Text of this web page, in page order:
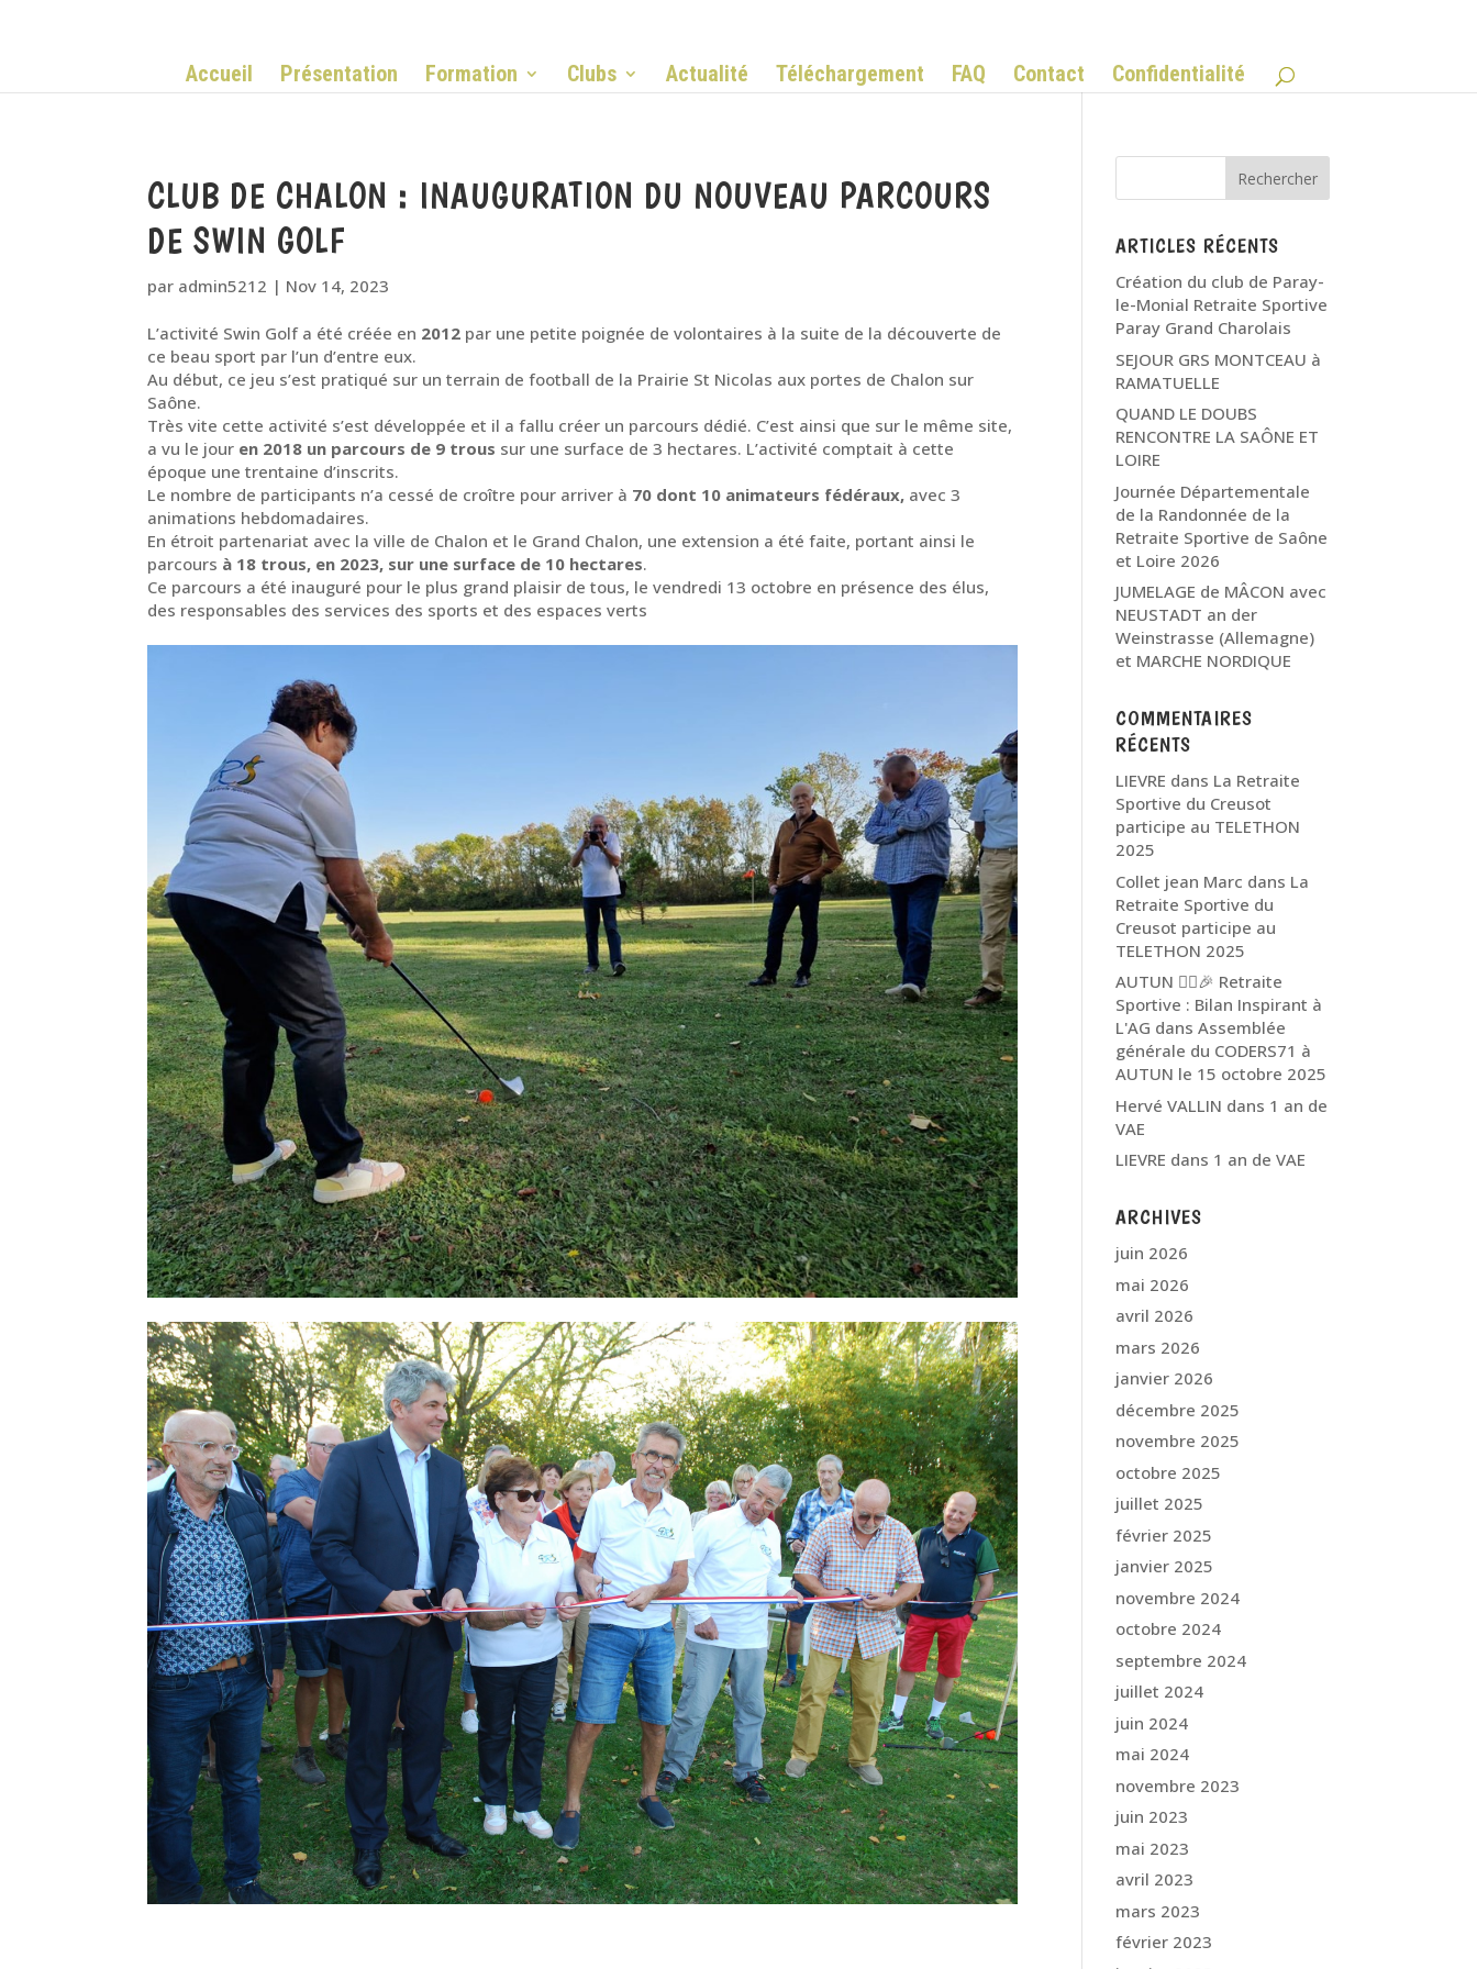
Accueil Présentation Formation Clubs Actualité Téléchargement FAQ Contact Confidentialité
CLUB DE CHALON : INAUGURATION DU NOUVEAU PARCOURS
DE SWIN GOLF
par admin5212 | Nov 14, 2023
L’activité Swin Golf a été créée en 2012 par une petite poignée de volontaires à la suite de la découverte de
ce beau sport par l’un d’entre eux.
Au début, ce jeu s’est pratiqué sur un terrain de football de la Prairie St Nicolas aux portes de Chalon sur
Saône.
Très vite cette activité s’est développée et il a fallu créer un parcours dédié. C’est ainsi que sur le même site,
a vu le jour en 2018 un parcours de 9 trous sur une surface de 3 hectares. L’activité comptait à cette
époque une trentaine d’inscrits.
Le nombre de participants n’a cessé de croître pour arriver à 70 dont 10 animateurs fédéraux, avec 3
animations hebdomadaires.
En étroit partenariat avec la ville de Chalon et le Grand Chalon, une extension a été faite, portant ainsi le
parcours à 18 trous, en 2023, sur une surface de 10 hectares.
Ce parcours a été inauguré pour le plus grand plaisir de tous, le vendredi 13 octobre en présence des élus,
des responsables des services des sports et des espaces verts
ARTICLES RÉCENTS
Création du club de Paray-
le-Monial Retraite Sportive
Paray Grand Charolais
SEJOUR GRS MONTCEAU à
RAMATUELLE
QUAND LE DOUBS
RENCONTRE LA SAÔNE ET
LOIRE
Journée Départementale
de la Randonnée de la
Retraite Sportive de Saône
et Loire 2026
JUMELAGE de MÂCON avec
NEUSTADT an der
Weinstrasse (Allemagne)
et MARCHE NORDIQUE
COMMENTAIRES
RÉCENTS
LIEVRE dans La Retraite
Sportive du Creusot
participe au TELETHON
2025
Collet jean Marc dans La
Retraite Sportive du
Creusot participe au
TELETHON 2025
AUTUN 🏃‍♂️🎉 Retraite
Sportive : Bilan Inspirant à
L'AG dansAssemblée
générale du CODERS71 à
AUTUN le 15 octobre 2025
Hervé VALLIN dans 1 an de
VAE
LIEVRE dans 1 an de VAE
ARCHIVES
juin 2026
mai 2026
avril 2026
mars 2026
janvier 2026
décembre 2025
novembre 2025
octobre 2025
juillet 2025
février 2025
janvier 2025
novembre 2024
octobre 2024
septembre 2024
juillet 2024
juin 2024
mai 2024
novembre 2023
juin 2023
mai 2023
avril 2023
mars 2023
février 2023